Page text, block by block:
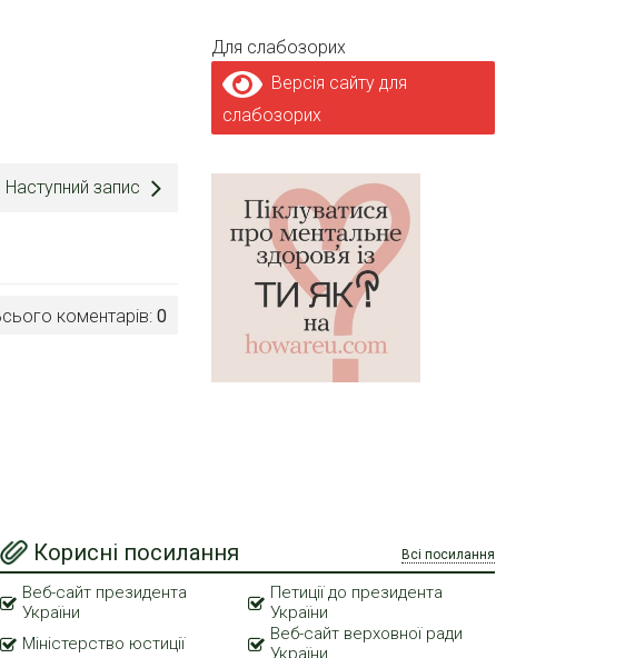
Наступний запис
коментарів: 0
Для слабозорих
Версія сайту для
слабозорих
Корисні посилання Всі посилання
Веб-сайт президента
України
Петиції до президента
України
Міністерство юстиції
Веб-сайт верховної ради
України